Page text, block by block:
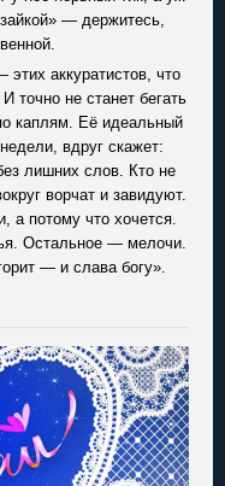
— держитесь,
аккуратистов, что
точно не станет бегать
каплям. Её идеальный
вдруг скажет:
лишних слов. Кто не
ворчат и завидуют.
а потому что хочется.
Остальное — мелочи.
— и слава богу».